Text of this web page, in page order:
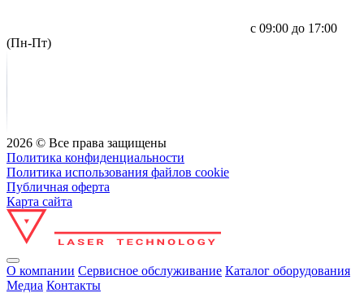
с 09:00 до 17:00
(Пн-Пт)
2026 © Все права защищены
Политика конфиденциальности
Политика использования файлов cookie
Публичная оферта
Карта сайта
О компании Сервисное обслуживание Каталог оборудования
Медиа Контакты